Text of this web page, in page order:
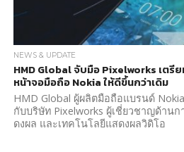
NEWS & UPDATE
HMD Global จับมือ Pixelworks เต
หน้าจอมือถือ Nokia ให้ดีขึ้นกว่าเดิม
HMD Global ผู้ผลิตมือถือแบรนด์
กับบริษัท Pixelworks ผู้เชี่ยวชาญด้าน
ดงผล และเทคโนโลยีแสดงผลวิดิโอ